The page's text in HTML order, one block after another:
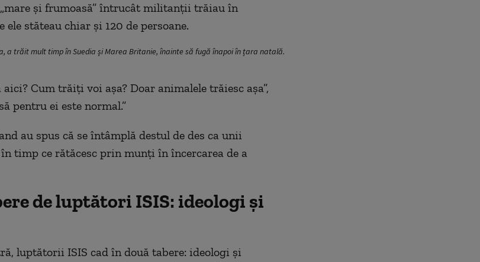
și frumoasă” întrucât militanții trăiau în
stăteau chiar și 120 de persoane.
a trăit mult timp în Suedia și Marea Britanie, înainte să fugă înapoi în țara natală.
aici? Cum trăiți voi așa? Doar animalele trăiesc așa”,
pentru ei este normal.”
au spus că se întâmplă destul de des ca unii
timp ce rătăcesc prin munți în încercarea de a
de luptători ISIS: ideologi și
luptătorii ISIS cad în două tabere: ideologi și